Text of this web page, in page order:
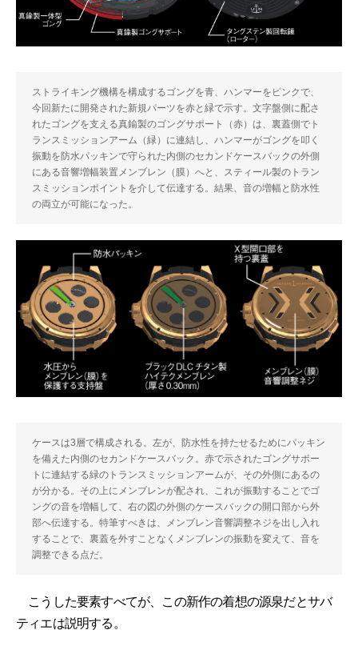
ストライキング機構を構成するゴングを青、ハンマーをピンクで、
今回新たに開発された新規パーツを赤と緑で示す。文字盤側に配さ
れたゴングを支える真鍮製のゴングサポート（赤）は、裏蓋側でト
ランスミッションアーム（緑）に連結し、ハンマーがゴングを叩く
振動を防水パッキンで守られた内側のセカンドケースバックの外側
にある音響増幅装置メンブレン（膜）へと、スティール製のトラン
スミッションポイントを介して伝達する。結果、音の増幅と防水性
の両立が可能になった。
ケースは3層で構成される。左が、防水性を持たせるためにパッキン
を備えた内側のセカンドケースバック。赤で示されたゴングサポー
トに連結する緑のトランスミッションアームが、その外側にあるの
が分かる。その上にメンブレンが配され、これが振動することでゴ
ングの音を増幅して、右の図の外側のケースバックの開口部から外
部へ伝達する。特筆すべきは、メンブレン音響調整ネジを出し入れ
することで、裏蓋を外すことなくメンブレンの振動を変えて、音を
調整できる点だ。
こうした要素すべてが、この新作の着想の源泉だとサバ
ティエは説明する。